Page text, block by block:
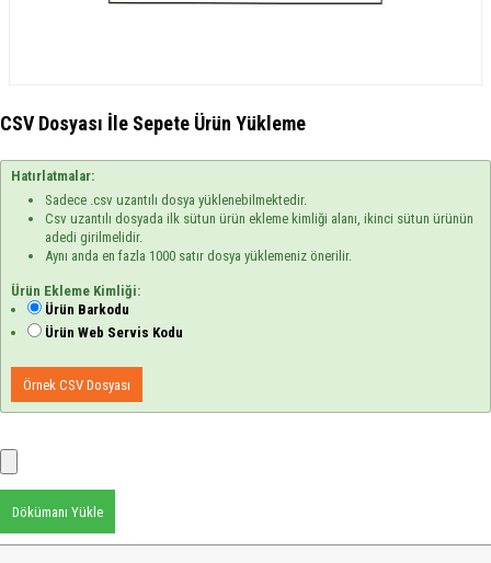
CSV Dosyası İle Sepete Ürün Yükleme
Hatırlatmalar:
Sadece .csv uzantılı dosya yüklenebilmektedir.
Csv uzantılı dosyada ilk sütun ürün ekleme kimliği alanı, ikinci sütun ürünün
adedi girilmelidir.
Aynı anda en fazla 1000 satır dosya yüklemeniz önerilir.
Ürün Ekleme Kimliği:
Ürün Barkodu
Ürün Web Servis Kodu
Örnek CSV Dosyası
Dökümanı Yükle